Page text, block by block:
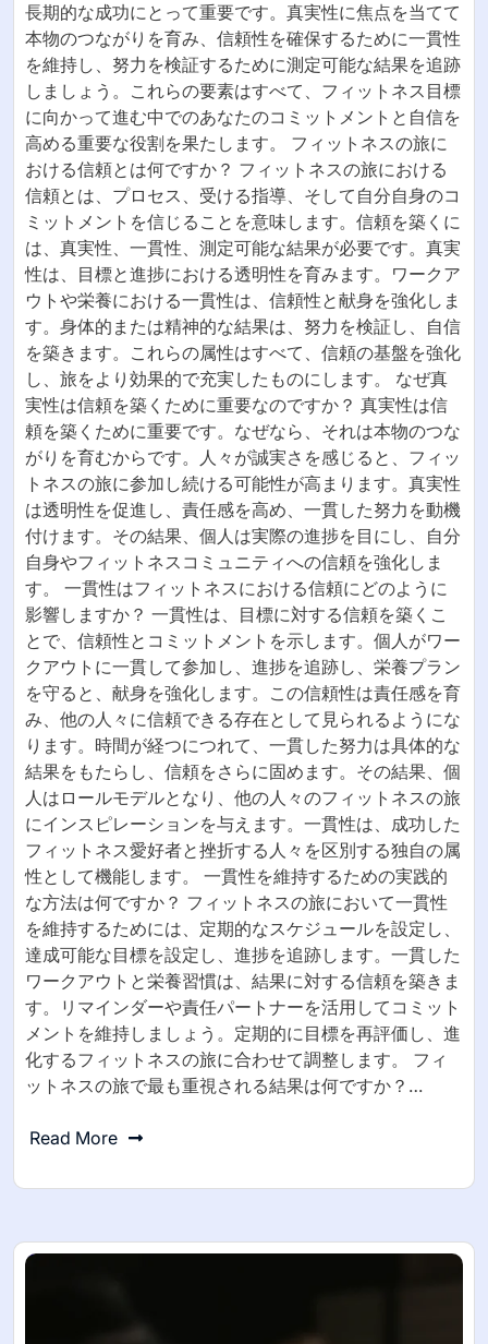
長期的な成功にとって重要です。真実性に焦点を当てて
本物のつながりを育み、信頼性を確保するために一貫性
を維持し、努力を検証するために測定可能な結果を追跡
しましょう。これらの要素はすべて、フィットネス目標
に向かって進む中でのあなたのコミットメントと自信を
高める重要な役割を果たします。 フィットネスの旅に
おける信頼とは何ですか？ フィットネスの旅における
信頼とは、プロセス、受ける指導、そして自分自身のコ
ミットメントを信じることを意味します。信頼を築くに
は、真実性、一貫性、測定可能な結果が必要です。真実
性は、目標と進捗における透明性を育みます。ワークア
ウトや栄養における一貫性は、信頼性と献身を強化しま
す。身体的または精神的な結果は、努力を検証し、自信
を築きます。これらの属性はすべて、信頼の基盤を強化
し、旅をより効果的で充実したものにします。 なぜ真
実性は信頼を築くために重要なのですか？ 真実性は信
頼を築くために重要です。なぜなら、それは本物のつな
がりを育むからです。人々が誠実さを感じると、フィッ
トネスの旅に参加し続ける可能性が高まります。真実性
は透明性を促進し、責任感を高め、一貫した努力を動機
付けます。その結果、個人は実際の進捗を目にし、自分
自身やフィットネスコミュニティへの信頼を強化しま
す。 一貫性はフィットネスにおける信頼にどのように
影響しますか？ 一貫性は、目標に対する信頼を築くこ
とで、信頼性とコミットメントを示します。個人がワー
クアウトに一貫して参加し、進捗を追跡し、栄養プラン
を守ると、献身を強化します。この信頼性は責任感を育
み、他の人々に信頼できる存在として見られるようにな
ります。時間が経つにつれて、一貫した努力は具体的な
結果をもたらし、信頼をさらに固めます。その結果、個
人はロールモデルとなり、他の人々のフィットネスの旅
にインスピレーションを与えます。一貫性は、成功した
フィットネス愛好者と挫折する人々を区別する独自の属
性として機能します。 一貫性を維持するための実践的
な方法は何ですか？ フィットネスの旅において一貫性
を維持するためには、定期的なスケジュールを設定し、
達成可能な目標を設定し、進捗を追跡します。一貫した
ワークアウトと栄養習慣は、結果に対する信頼を築きま
す。リマインダーや責任パートナーを活用してコミット
メントを維持しましょう。定期的に目標を再評価し、進
化するフィットネスの旅に合わせて調整します。 フィ
ットネスの旅で最も重視される結果は何ですか？…
Read More